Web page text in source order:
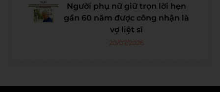
Người phụ nữ giữ trọn lời hẹn
gần 60 năm được công nhận là
vợ liệt sĩ
20/07/2026